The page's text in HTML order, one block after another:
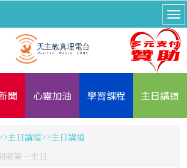
聞 心靈加油 學習課程 主日講道
主日講道
主日講道
期第一主日